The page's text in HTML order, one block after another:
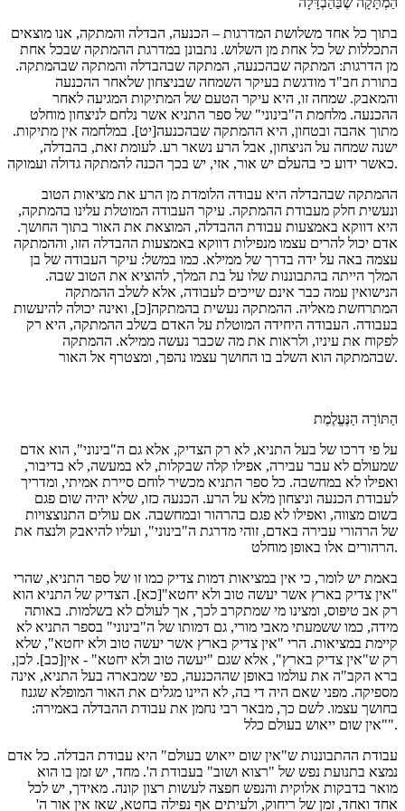
בתוך כל אחד משלושת המדרגות – הכנעה, הבדלה והמתקה, אנו מוצאים
התכללות של כל אחת מן השלוש. נתבונן במדרגת ההמתקה שבכל אחת
מן הדרגות: המתקה שבהכנעה, המתקה שבהבדלה והמתקה שבהמתקה.
בתורת חב"ד מודגשת בעיקר השמחה שבניצחון שלאחר ההכנעה
והמאבק. שמחה זו, היא עיקר הטעם של המתיקות המגיעה לאחר
ההכנעה. מלחמת ה"בינוני" של ספר התניא אשר נלחם לניצחון מוחלט
מתוך אהבה ובטחון, היא ההמתקה שבהכנעה[יט]. במלחמה אין מתיקות.
ישנה שמחה על הניצחון, אבל הרע נשאר רע. לעומת זאת, בהבדלה,
כאשר ידוע כי בהעלם יש אור, אזי, יש בכך הכנה להמתקה גדולה ועמוקה.
ההמתקה שבהבדלה היא עבודה הלומדת מן הרע את מציאות הטוב
ונעשית חלק מעבודת ההמתקה. עיקר העבודה המוטלת עלינו בהמתקה,
היא דווקא באמצעות עבודת ההבדלה, המוצאת את האור בתוך החושך.
אדם יכול להרים עצמו מנפילות דווקא באמצעות ההבדלה הזו, וההמתקה
עצמה באה על ידה בדרך של ממילא. כמו במשל: עיקר העבודה של בן
המלך הייתה בהתבוננות שלו על בת המלך, להוציא את הטוב שבה.
הנישואין עמה כבר אינם שייכים לעבודה, אלא לשלב ההמתקה
המתרחשת מאליה. ההמתקה נעשית בהמתקה[כ], ואינה יכולה להיעשות
בעבודה. העבודה היחידה המוטלת על האדם בשלב ההמתקה, היא רק
לפקוח את עיניו, ולראות את מה שכבר נעשה ממילא. ההמתקה
שבהמתקה הוא השלב בו החושך עצמו נהפך, ומצטרף אל האור.
הַתּוֹרָה הַנֶּעֱלֶמֶת
על פי דרכו של בעל התניא, לא רק הצדיק, אלא גם ה"בינוני", הוא אדם
שמעולם לא עבר עבירה, אפילו קלה שבקלות, לא במעשה, לא בדיבור,
ואפילו לא במחשבה. כל ספר התניא מכשיר לוחם סיירת אמיתי, ומדריך
לעבודת הכנעה וניצחון מלא על הרע. הכנעה כזו, שלא יהיה שום פגם
בשום מצווה, ואפילו לא פגם בהרהור ובמחשבה. אם עולים התנוצצויות
של הרהורי עבירה באדם, זוהי מדרגת ה"בינוני", ועליו להיאבק ולנצח את
הרהורים אלו באופן מוחלט.
באמת יש לומר, כי אין במציאות דמות צדיק כמו זו של ספר התניא, שהרי
"אין צדיק בארץ אשר יעשה טוב ולא יחטא"[כא]. הצדיק של התניא הוא
רק אב טיפוס, ומצינו מי שמתקרב לכך, אך לעולם לא בשלמות. באותה
מידה, כמו ששמעתי מאבי מורי, גם דמותו של ה"בינוני" בספר התניא לא
קיימת במציאות. הרי "אין צדיק בארץ אשר יעשה טוב ולא יחטא", שלא
רק ש"אין צדיק בארץ", אלא שגם "יעשה טוב ולא יחטא" - אין[כב]. לכן,
ברא הקב"ה את עולמו באופן שההכנעה, כפי שמבארה בעל התניא, אינה
מספיקה. מפני שאם היה די בה, לא היינו מגלים את האור המופלא שגנוז
בחושך עצמו. לשם כך, מבאר רבי נחמן את עבודת ההבדלה באמירה:
"אין שום ייאוש בעולם כלל".
עבודת ההתבוננות ש"אין שום ייאוש בעולם" היא עבודת הבדלה. כל אדם
נמצא בתנועת נפש של "רצוא ושוב" בעבודת ה'. מחד, יש זמן בו הוא
מואר בדבקות אלוקית והנפש חפצה לעשות רצון קונה. מאידך, יש לכל
אחד ואחד, זמן של ריחוק, ולעיתים אף נפילה בחטא, שאז אין אור ה'